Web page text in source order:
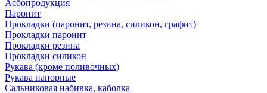
Асбопродукция
Паронит
Прокладки (паронит, резина, силикон, графит)
Прокладки паронит
Прокладки резина
Прокладки силикон
Рукава (кроме поливочных)
Рукава напорные
Сальниковая набивка, каболка